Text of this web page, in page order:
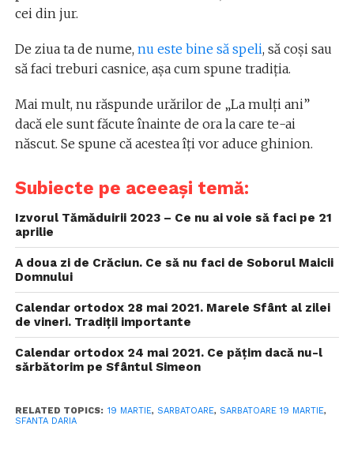
cei din jur.
De ziua ta de nume, nu este bine să speli, să coși sau
să faci treburi casnice, așa cum spune tradiția.
Mai mult, nu răspunde urărilor de „La mulți ani”
dacă ele sunt făcute înainte de ora la care te-ai
născut. Se spune că acestea îți vor aduce ghinion.
Subiecte pe aceeași temă:
Izvorul Tămăduirii 2023 – Ce nu ai voie să faci pe 21
aprilie
A doua zi de Crăciun. Ce să nu faci de Soborul Maicii
Domnului
Calendar ortodox 28 mai 2021. Marele Sfânt al zilei
de vineri. Tradiții importante
Calendar ortodox 24 mai 2021. Ce pățim dacă nu-l
sărbătorim pe Sfântul Simeon
RELATED TOPICS: 19 MARTIE, SARBATOARE, SARBATOARE 19 MARTIE,
SFANTA DARIA